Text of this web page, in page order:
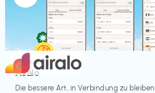
Mobilfunk
Airalo
Die bessere Art, in Verbindung zu bleiben
€‎